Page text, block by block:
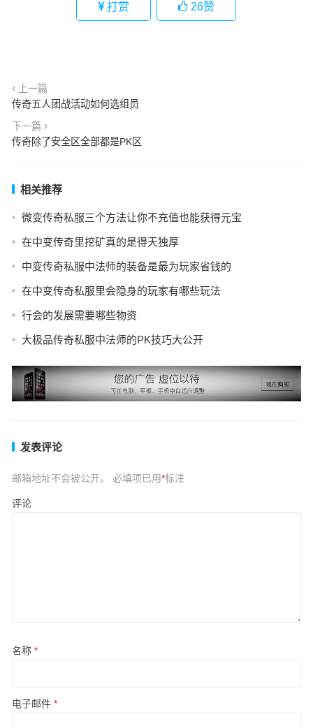
打赏 26赞
上一篇
传奇五人团战活动如何选组员
下一篇
传奇除了安全区全部都是PK区
相关推荐
微变传奇私服三个方法让你不充值也能获得元宝
在中变传奇里挖矿真的是得天独厚
中变传奇私服中法师的装备是最为玩家省钱的
在中变传奇私服里会隐身的玩家有哪些玩法
行会的发展需要哪些物资
大极品传奇私服中法师的PK技巧大公开
发表评论
邮箱地址不会被公开。 必填项已用*标注
评论
名称 *
电子邮件 *